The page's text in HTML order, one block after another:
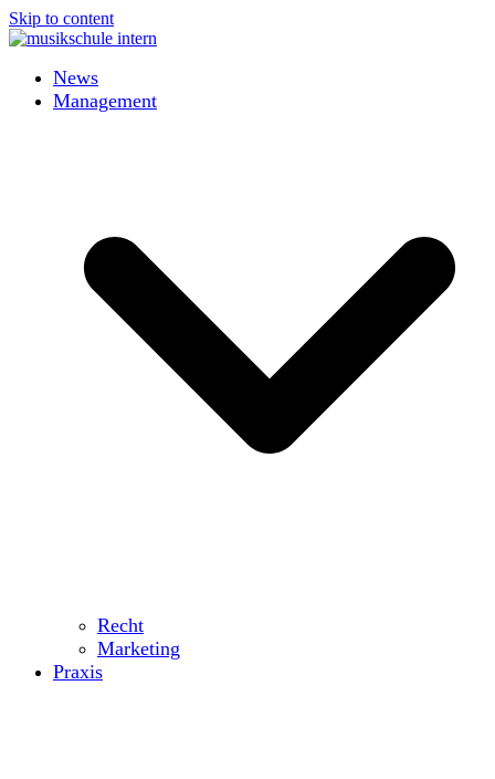
Skip to content
News
Management
Recht
Marketing
Praxis